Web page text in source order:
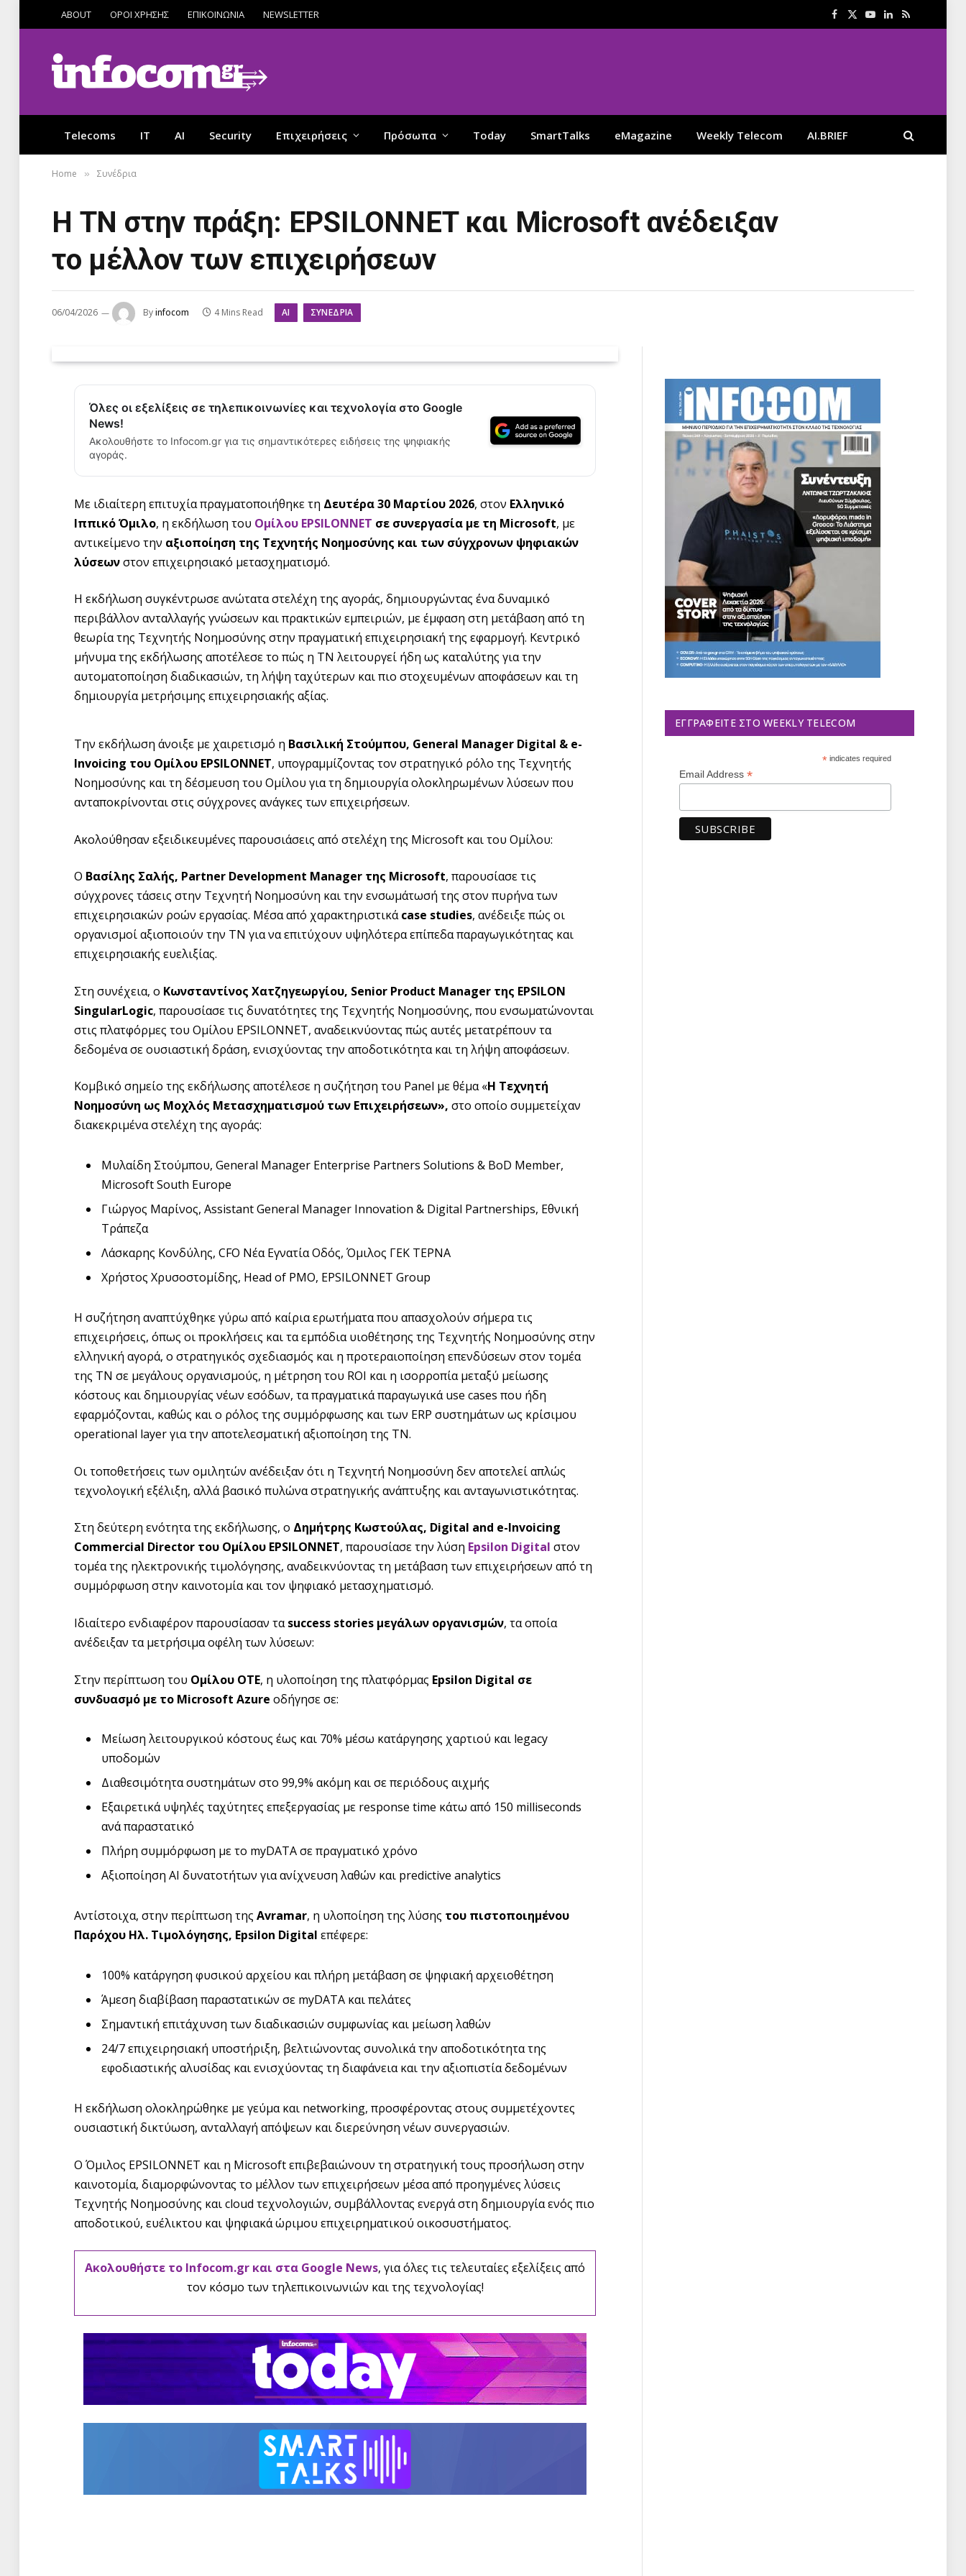
ABOUT ΟΡΟΙ ΧΡΗΣΗΣ ΕΠΙΚΟΙΝΩΝΙΑ NEWSLETTER Facebook
X
YouTube
LinkedIn
RSS
Telecoms IT AI Security Επιχειρήσεις Πρόσωπα Today SmartTalks eMagazine Weekly Telecom AI.BRIEF
Home » Συνέδρια
Η ΤΝ στην πράξη: EPSILONNET και Microsoft ανέδειξαν
το μέλλον των επιχειρήσεων
06/04/2026 Byinfocom 4 Mins Read AI ΣΥΝΈΔΡΙΑ
Όλες οι εξελίξεις σε τηλεπικοινωνίες και τεχνολογία στο Google
News!
Ακολουθήστε το Infocom.gr για τις σημαντικότερες ειδήσεις της ψηφιακής
αγοράς.
Με ιδιαίτερη επιτυχία πραγματοποιήθηκε τη Δευτέρα 30 Μαρτίου 2026, στον Ελληνικό
Ιππικό Όμιλο, η εκδήλωση του Ομίλου EPSILONNET σε συνεργασία με τη Microsoft, με
αντικείμενο την αξιοποίηση της Τεχνητής Νοημοσύνης και των σύγχρονων ψηφιακών
λύσεωνστον επιχειρησιακό μετασχηματισμό.
Η εκδήλωση συγκέντρωσε ανώτατα στελέχη της αγοράς, δημιουργώντας ένα δυναμικό
περιβάλλον ανταλλαγής γνώσεων και πρακτικών εμπειριών, με έμφαση στη μετάβαση από τη
θεωρία της Τεχνητής Νοημοσύνης στην πραγματική επιχειρησιακή της εφαρμογή. Κεντρικό
μήνυμα της εκδήλωσης αποτέλεσε το πώς η ΤΝ λειτουργεί ήδη ως καταλύτης για την
αυτοματοποίηση διαδικασιών, τη λήψη ταχύτερων και πιο στοχευμένων αποφάσεων και τη
δημιουργία μετρήσιμης επιχειρησιακής αξίας.
Την εκδήλωση άνοιξε με χαιρετισμό η Βασιλική Στούμπου, General Manager Digital & e-
Invoicing του Ομίλου EPSILONNET, υπογραμμίζοντας τον στρατηγικό ρόλο της Τεχνητής
Νοημοσύνης και τη δέσμευση του Ομίλου για τη δημιουργία ολοκληρωμένων λύσεων που
ανταποκρίνονται στις σύγχρονες ανάγκες των επιχειρήσεων.
Ακολούθησαν εξειδικευμένες παρουσιάσεις από στελέχη της Microsoft και του Ομίλου:
Ο Βασίλης Σαλής, Partner Development Manager της Microsoft, παρουσίασε τις
σύγχρονες τάσεις στην Τεχνητή Νοημοσύνη και την ενσωμάτωσή της στον πυρήνα των
επιχειρησιακών ροών εργασίας. Μέσα από χαρακτηριστικάcase studies, ανέδειξε πώς οι
οργανισμοί αξιοποιούν την ΤΝ για να επιτύχουν υψηλότερα επίπεδα παραγωγικότητας και
επιχειρησιακής ευελιξίας.
Στη συνέχεια, ο Κωνσταντίνος Χατζηγεωργίου, Senior Product Manager της EPSILON
SingularLogic, παρουσίασε τις δυνατότητες της Τεχνητής Νοημοσύνης, που ενσωματώνονται
στις πλατφόρμες του Ομίλου EPSILONNET, αναδεικνύοντας πώς αυτές μετατρέπουν τα
δεδομένα σε ουσιαστική δράση, ενισχύοντας την αποδοτικότητα και τη λήψη αποφάσεων.
Κομβικό σημείο της εκδήλωσης αποτέλεσε η συζήτηση του Panel με θέμα «Η Τεχνητή
Νοημοσύνη ως Μοχλός Μετασχηματισμού των Επιχειρήσεων», στο οποίο συμμετείχαν
διακεκριμένα στελέχη της αγοράς:
Μυλαίδη Στούμπου, General Manager Enterprise Partners Solutions & BoD Member,
Microsoft South Europe
Γιώργος Μαρίνος, Assistant General Manager Innovation & Digital Partnerships, Εθνική
Τράπεζα
Λάσκαρης Κονδύλης, CFO Νέα Εγνατία Οδός, Όμιλος ΓΕΚ ΤΕΡΝΑ
Χρήστος Χρυσοστομίδης, Head of PMO, EPSILONNET Group
Η συζήτηση αναπτύχθηκε γύρω από καίρια ερωτήματα που απασχολούν σήμερα τις
επιχειρήσεις, όπως οι προκλήσεις και τα εμπόδια υιοθέτησης της Τεχνητής Νοημοσύνης στην
ελληνική αγορά, ο στρατηγικός σχεδιασμός και η προτεραιοποίηση επενδύσεων στον τομέα
της ΤΝ σε μεγάλους οργανισμούς, η μέτρηση του ROI και η ισορροπία μεταξύ μείωσης
κόστους και δημιουργίας νέων εσόδων, τα πραγματικά παραγωγικά use cases που ήδη
εφαρμόζονται, καθώς και ο ρόλος της συμμόρφωσης και των ERP συστημάτων ως κρίσιμου
operational layer για την αποτελεσματική αξιοποίηση της ΤΝ.
Οι τοποθετήσεις των ομιλητών ανέδειξαν ότι η Τεχνητή Νοημοσύνη δεν αποτελεί απλώς
τεχνολογική εξέλιξη, αλλά βασικό πυλώνα στρατηγικής ανάπτυξης και ανταγωνιστικότητας.
Στη δεύτερη ενότητα της εκδήλωσης, ο Δημήτρης Κωστούλας, Digital and e-Invoicing
Commercial Director του Ομίλου EPSILONNET, παρουσίασε την λύση Epsilon Digital στον
τομέα της ηλεκτρονικής τιμολόγησης, αναδεικνύοντας τη μετάβαση των επιχειρήσεων από τη
συμμόρφωση στην καινοτομία και τον ψηφιακό μετασχηματισμό.
Ιδιαίτερο ενδιαφέρον παρουσίασαν ταsuccess stories μεγάλων οργανισμών, τα οποία
ανέδειξαν τα μετρήσιμα οφέλη των λύσεων:
Στην περίπτωση του Ομίλου ΟΤΕ, η υλοποίηση της πλατφόρμας Epsilon Digital σε
συνδυασμό με το Microsoft Azure οδήγησε σε:
Μείωση λειτουργικού κόστους έως και 70% μέσω κατάργησης χαρτιού και legacy
υποδομών
Διαθεσιμότητα συστημάτων στο 99,9% ακόμη και σε περιόδους αιχμής
Εξαιρετικά υψηλές ταχύτητες επεξεργασίας με response time κάτω από 150 milliseconds
ανά παραστατικό
Πλήρη συμμόρφωση με το myDATA σε πραγματικό χρόνο
Αξιοποίηση AI δυνατοτήτων για ανίχνευση λαθών και predictive analytics
Αντίστοιχα, στην περίπτωση της Avramar, η υλοποίηση της λύσης του πιστοποιημένου
Παρόχου Ηλ. Τιμολόγησης, Epsilon Digital επέφερε:
100% κατάργηση φυσικού αρχείου και πλήρη μετάβαση σε ψηφιακή αρχειοθέτηση
Άμεση διαβίβαση παραστατικών σε myDATA και πελάτες
Σημαντική επιτάχυνση των διαδικασιών συμφωνίας και μείωση λαθών
24/7 επιχειρησιακή υποστήριξη, βελτιώνοντας συνολικά την αποδοτικότητα της
εφοδιαστικής αλυσίδας και ενισχύοντας τη διαφάνεια και την αξιοπιστία δεδομένων
Η εκδήλωση ολοκληρώθηκε με γεύμα και networking, προσφέροντας στους συμμετέχοντες
ουσιαστική δικτύωση, ανταλλαγή απόψεων και διερεύνηση νέων συνεργασιών.
Ο Όμιλος EPSILONNET και η Microsoft επιβεβαιώνουν τη στρατηγική τους προσήλωση στην
καινοτομία, διαμορφώνοντας το μέλλον των επιχειρήσεων μέσα από προηγμένες λύσεις
Τεχνητής Νοημοσύνης και cloud τεχνολογιών, συμβάλλοντας ενεργά στη δημιουργία ενός πιο
αποδοτικού, ευέλικτου και ψηφιακά ώριμου επιχειρηματικού οικοσυστήματος.
Ακολουθήστε το Infocom.gr και στα Google News, για όλες τις τελευταίες εξελίξεις από
τον κόσμο των τηλεπικοινωνιών και της τεχνολογίας!
ΕΓΓΡΑΦΕΊΤΕ ΣΤΟ WEEKLY TELECOM
*indicates required
Email Address *